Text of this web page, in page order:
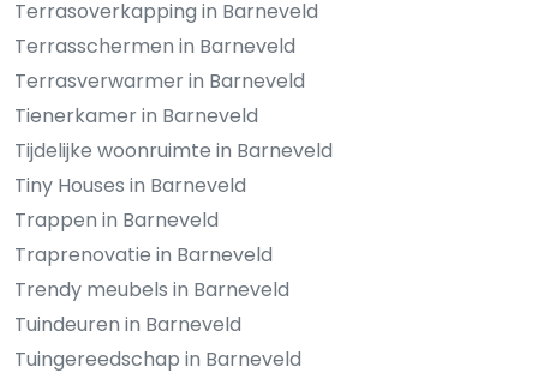
Terrasoverkapping in Barneveld
Terrasschermen in Barneveld
Terrasverwarmer in Barneveld
Tienerkamer in Barneveld
Tijdelijke woonruimte in Barneveld
Tiny Houses in Barneveld
Trappen in Barneveld
Traprenovatie in Barneveld
Trendy meubels in Barneveld
Tuindeuren in Barneveld
Tuingereedschap in Barneveld